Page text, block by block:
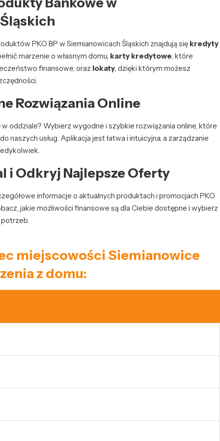
PKO BP w Siemianowicach Śląskich znajdują się kredyty
marzenie o własnym domu, karty kredytowe, które
finansowe, oraz lokaty, dzięki którym możesz
Rozwiązania Online
oddziale? Wybierz wygodne i szybkie rozwiązania online, które
naszych usług. Aplikacja jest łatwa i intuicyjna, a zarządzanie
i Odkryj Najlepsze Oferty
informacje o aktualnych produktach i promocjach PKO
jakie możliwości finansowe są dla Ciebie dostępne i wybierz
miejscowości Siemianowice
z domu: